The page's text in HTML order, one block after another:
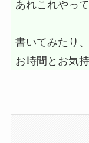
あれこれやっ
書いてみたり
お時間とお気